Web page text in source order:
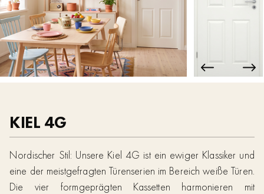
KIEL 4G
Nordischer Stil: Unsere Kiel 4G ist ein ewiger Klassiker und
eine der meistgefragten Türenserien im Bereich weiße Türen.
Die vier formgeprägten Kassetten harmonieren mit